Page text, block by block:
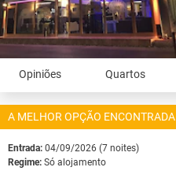
Opiniões Quartos
A MELHOR OPÇÃO ENCONTRADA
Entrada: 04/09/2026 (7 noites)
Regime: Só alojamento